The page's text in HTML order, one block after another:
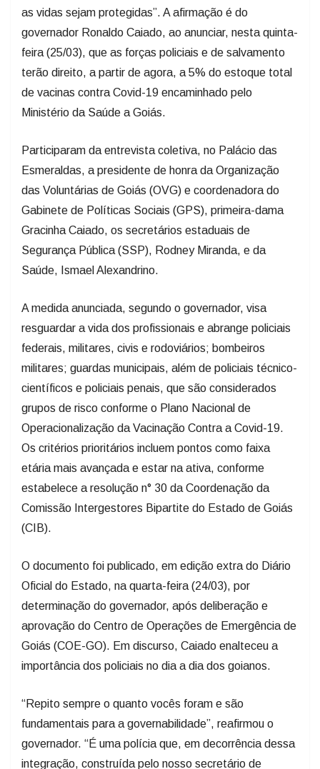
as vidas sejam protegidas”. A afirmação é do
governador Ronaldo Caiado, ao anunciar, nesta quinta-
feira (25/03), que as forças policiais e de salvamento
terão direito, a partir de agora, a 5% do estoque total
de vacinas contra Covid-19 encaminhado pelo
Ministério da Saúde a Goiás.
Participaram da entrevista coletiva, no Palácio das
Esmeraldas, a presidente de honra da Organização
das Voluntárias de Goiás (OVG) e coordenadora do
Gabinete de Políticas Sociais (GPS), primeira-dama
Gracinha Caiado, os secretários estaduais de
Segurança Pública (SSP), Rodney Miranda, e da
Saúde, Ismael Alexandrino.
A medida anunciada, segundo o governador, visa
resguardar a vida dos profissionais e abrange policiais
federais, militares, civis e rodoviários; bombeiros
militares; guardas municipais, além de policiais técnico-
científicos e policiais penais, que são considerados
grupos de risco conforme o Plano Nacional de
Operacionalização da Vacinação Contra a Covid-19.
Os critérios prioritários incluem pontos como faixa
etária mais avançada e estar na ativa, conforme
estabelece a resolução n° 30 da Coordenação da
Comissão Intergestores Bipartite do Estado de Goiás
(CIB).
O documento foi publicado, em edição extra do Diário
Oficial do Estado, na quarta-feira (24/03), por
determinação do governador, após deliberação e
aprovação do Centro de Operações de Emergência de
Goiás (COE-GO). Em discurso, Caiado enalteceu a
importância dos policiais no dia a dia dos goianos.
“Repito sempre o quanto vocês foram e são
fundamentais para a governabilidade”, reafirmou o
governador. “É uma polícia que, em decorrência dessa
integração, construída pelo nosso secretário de